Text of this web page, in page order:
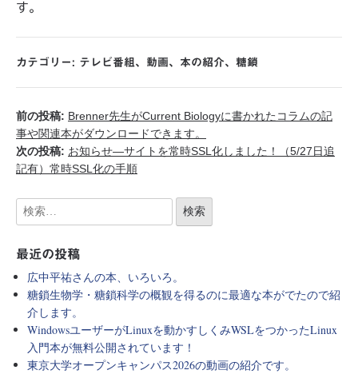
す。
カテゴリー: テレビ番組 、 動画、 本の紹介、 糖鎖
前の投稿: Brenner先生がCurrent Biologyに書かれたコラムの記
事や関連本がダウンロードできます。
次の投稿: お知らせ―サイトを常時SSL化しました！（5/27日追
記有）常時SSL化の手順
最近の投稿
広中平祐さんの本、いろいろ。
糖鎖生物学・糖鎖科学の概観を得るのに最適な本がでたので紹
介します。
WindowsユーザーがLinuxを動かすしくみWSLをつかったLinux
入門本が無料公開されています！
東京大学オープンキャンパス2026の動画の紹介です。